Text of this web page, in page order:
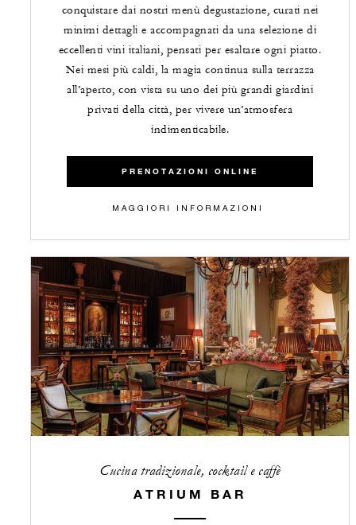
conquistare dai nostri menù degustazione, curati nei
minimi dettagli e accompagnati da una selezione di
eccellenti vini italiani, pensati per esaltare ogni piatto.
Nei mesi più caldi, la magia continua sulla terrazza
all’aperto, con vista su uno dei più grandi giardini
privati della città, per vivere un’atmosfera
indimenticabile.
PRENOTAZIONI ONLINE
MAGGIORI INFORMAZIONI
Cucina tradizionale, cocktail e caffè
ATRIUM BAR